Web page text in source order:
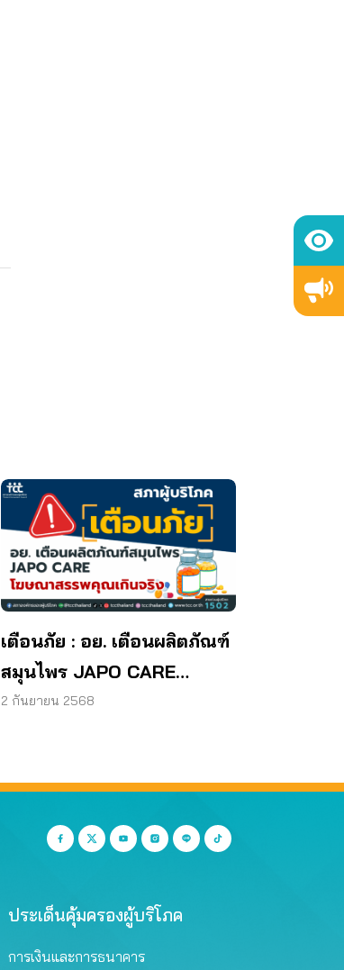
เตือนภัย : อย. เตือนผลิตภัณฑ์
สมุนไพร JAPO CARE
โฆษณาสรรพคุณเกินจริง
2 กันยายน 2568
ประเด็นคุ้มครองผู้บริโภค
การเงินและการธนาคาร